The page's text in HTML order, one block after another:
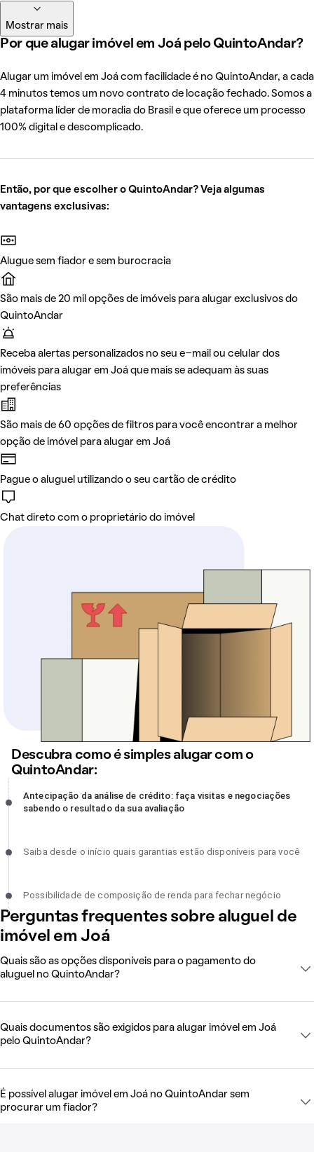
Mostrar mais
Por que alugar imóvel em Joá pelo QuintoAndar?
Alugar um imóvel em Joá com facilidade é no QuintoAndar, a cada
4 minutos temos um novo contrato de locação fechado. Somos a
plataforma líder de moradia do Brasil e que oferece um processo
100% digital e descomplicado.
Então, por que escolher o QuintoAndar? Veja algumas
vantagens exclusivas:
Alugue sem fiador e sem burocracia
São mais de 20 mil opções de imóveis para alugar exclusivos do
QuintoAndar
Receba alertas personalizados no seu e-mail ou celular dos
imóveis para alugar em Joá que mais se adequam às suas
preferências
São mais de 60 opções de filtros para você encontrar a melhor
opção de imóvel para alugar em Joá
Pague o aluguel utilizando o seu cartão de crédito
Chat direto com o proprietário do imóvel
Descubra como é simples alugar com o
QuintoAndar:
Antecipação da análise de crédito: faça visitas e negociações
sabendo o resultado da sua avaliação, incompleto
Antecipação da análise de crédito: faça visitas e negociações
sabendo o resultado da sua avaliação
Saiba desde o início quais garantias estão disponíveis para você,
Saiba desde o início quais garantias estão disponíveis para você
Possibilidade de composição de renda para fechar negócio,
incompleto
Possibilidade de composição de renda para fechar negócio
Perguntas frequentes sobre aluguel de
imóvel em Joá
Quais são as opções disponíveis para o pagamento do
aluguel no QuintoAndar?
Quais documentos são exigidos para alugar imóvel em Joá
pelo QuintoAndar?
É possível alugar imóvel em Joá no QuintoAndar sem
procurar um fiador?